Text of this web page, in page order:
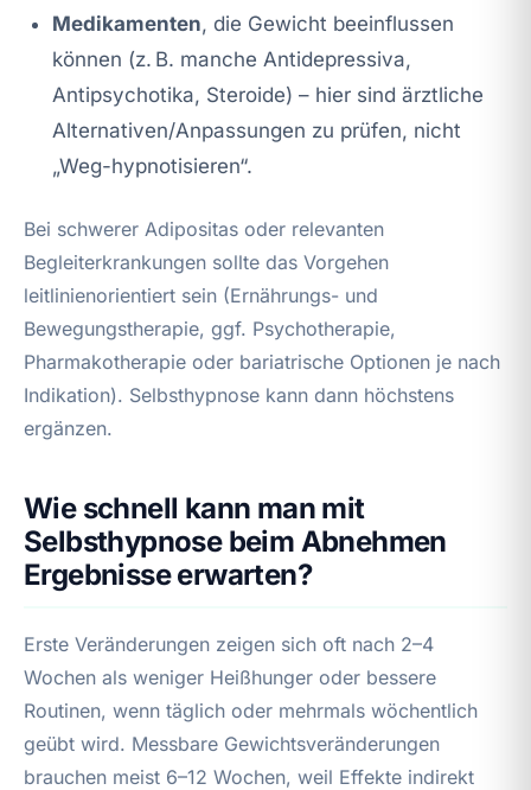
Medikamenten, die Gewicht beeinflussen
können (z. B. manche Antidepressiva,
Antipsychotika, Steroide) – hier sind ärztliche
Alternativen/Anpassungen zu prüfen, nicht
„Weg-hypnotisieren“.
Bei schwerer Adipositas oder relevanten
Begleiterkrankungen sollte das Vorgehen
leitlinienorientiert sein (Ernährungs- und
Bewegungstherapie, ggf. Psychotherapie,
Pharmakotherapie oder bariatrische Optionen je nach
Indikation). Selbsthypnose kann dann höchstens
ergänzen.
Wie schnell kann man mit
Selbsthypnose beim Abnehmen
Ergebnisse erwarten?
Erste Veränderungen zeigen sich oft nach 2–4
Wochen als weniger Heißhunger oder bessere
Routinen, wenn täglich oder mehrmals wöchentlich
geübt wird. Messbare Gewichtsveränderungen
brauchen meist 6–12 Wochen, weil Effekte indirekt